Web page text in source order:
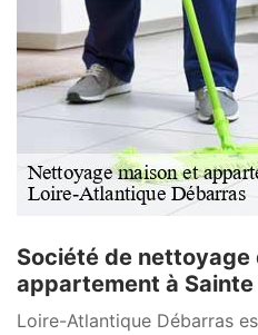
Société de nettoyage
appartement à Sainte
Loire-Atlantique Débarras